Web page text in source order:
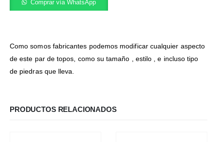
Comprar vía WhatsApp
Como somos fabricantes podemos modificar cualquier aspecto
de este par de topos, como su tamaño , estilo , e incluso tipo
de piedras que lleva.
PRODUCTOS RELACIONADOS